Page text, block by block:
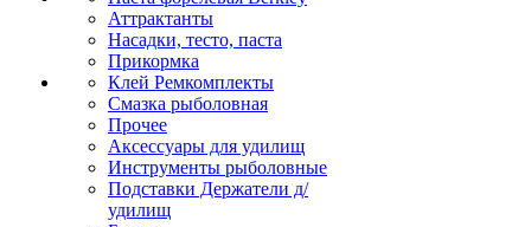
Аттрактанты
Насадки, тесто, паста
Прикормка
Клей Ремкомплекты
Смазка рыболовная
Прочее
Аксессуары для удилищ
Инструменты рыболовные
Подставки Держатели д/
удилищ